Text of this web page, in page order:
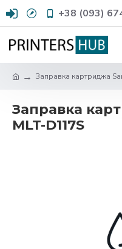
+38 (093)
Заправка картриджа
Заправка
MLT-D117S